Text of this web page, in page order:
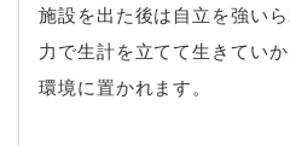
施設を出た後は自立を強い
力で生計を立てて生きてい
環境に置かれます。